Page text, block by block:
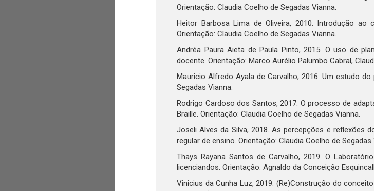
Orientação: Claudia Coelho de Segadas Vianna.
Heitor Barbosa Lima de Oliveira, 2010. Introdução
Orientação: Claudia Coelho de Segadas Vianna.
Andréa Paura Aieta de Paula Pinto, 2015. O uso de
docente. Orientação: Marco Aurélio Palumbo Cabral,
Mauricio Alfredo Ayala de Carvalho, 2016. Um estudo
Segadas Vianna.
Rodrigo Cardoso dos Santos, 2017. O processo de
Braille. Orientação: Claudia Coelho de Segadas Vianna.
Joseli Alves da Silva, 2018. As percepções e reflexões
regular de ensino. Orientação: Claudia Coelho de Segadas
Thays Rayana Santos de Carvalho, 2019. O
licenciandos. Orientação: Agnaldo da Conceição
Vinicius da Cunha Luz, 2019. (Re)Construção do